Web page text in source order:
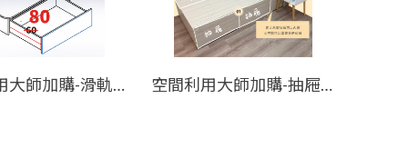
空間利用大師加購-滑軌改80公分(三段式滑軌耐重45公斤) 空間利用大師加購-抽屜退縮